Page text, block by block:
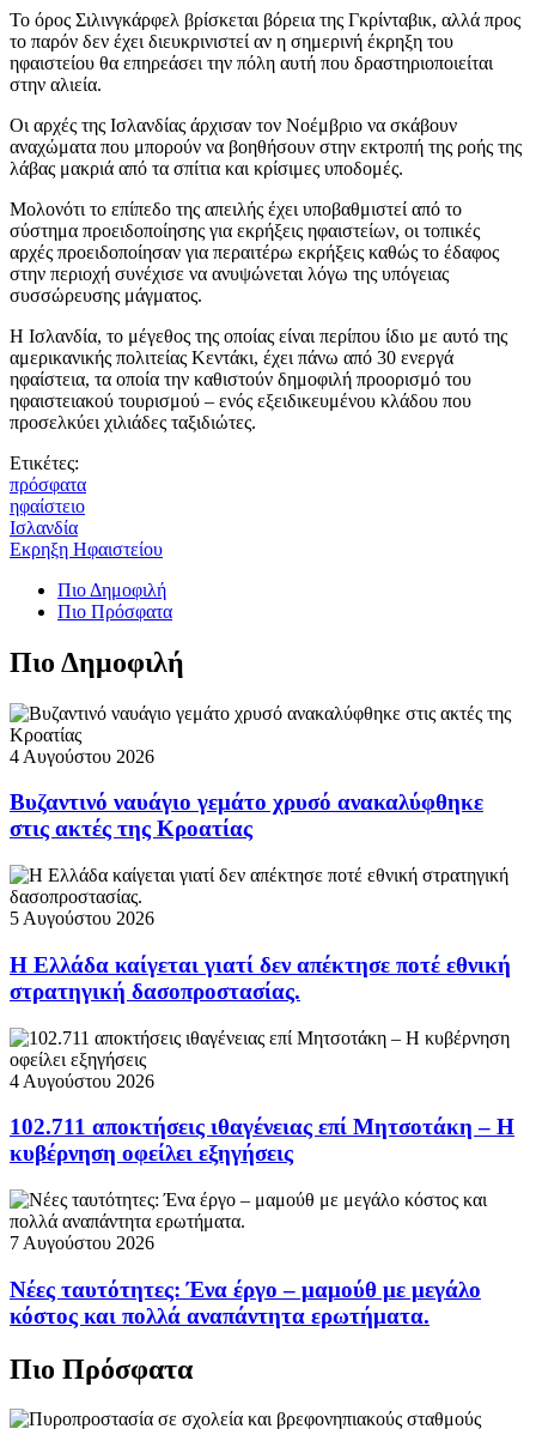
Το όρος Σιλινγκάρφελ βρίσκεται βόρεια της Γκρίνταβικ, αλλά προς
το παρόν δεν έχει διευκρινιστεί αν η σημερινή έκρηξη του
ηφαιστείου θα επηρεάσει την πόλη αυτή που δραστηριοποιείται
στην αλιεία.
Οι αρχές της Ισλανδίας άρχισαν τον Νοέμβριο να σκάβουν
αναχώματα που μπορούν να βοηθήσουν στην εκτροπή της ροής της
λάβας μακριά από τα σπίτια και κρίσιμες υποδομές.
Μολονότι το επίπεδο της απειλής έχει υποβαθμιστεί από το
σύστημα προειδοποίησης για εκρήξεις ηφαιστείων, οι τοπικές
αρχές προειδοποίησαν για περαιτέρω εκρήξεις καθώς το έδαφος
στην περιοχή συνέχισε να ανυψώνεται λόγω της υπόγειας
συσσώρευσης μάγματος.
Η Ισλανδία, το μέγεθος της οποίας είναι περίπου ίδιο με αυτό της
αμερικανικής πολιτείας Κεντάκι, έχει πάνω από 30 ενεργά
ηφαίστεια, τα οποία την καθιστούν δημοφιλή προορισμό του
ηφαιστειακού τουρισμού – ενός εξειδικευμένου κλάδου που
προσελκύει χιλιάδες ταξιδιώτες.
Ετικέτες:
πρόσφατα
ηφαίστειο
Ισλανδία
Εκρηξη Ηφαιστείου
Πιο Δημοφιλή
Πιο Πρόσφατα
Πιο Δημοφιλή
4 Αυγούστου 2026
Βυζαντινό ναυάγιο γεμάτο χρυσό ανακαλύφθηκε
στις ακτές της Κροατίας
5 Αυγούστου 2026
Η Ελλάδα καίγεται γιατί δεν απέκτησε ποτέ εθνική
στρατηγική δασοπροστασίας.
4 Αυγούστου 2026
102.711 αποκτήσεις ιθαγένειας επί Μητσοτάκη – Η
κυβέρνηση οφείλει εξηγήσεις
7 Αυγούστου 2026
Νέες ταυτότητες: Ένα έργο – μαμούθ με μεγάλο
κόστος και πολλά αναπάντητα ερωτήματα.
Πιο Πρόσφατα